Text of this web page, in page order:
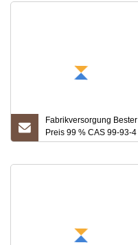
Fabrikversorgung Bester
Preis 99 % CAS 99-93-4
4′-Hydroxyacetophenon